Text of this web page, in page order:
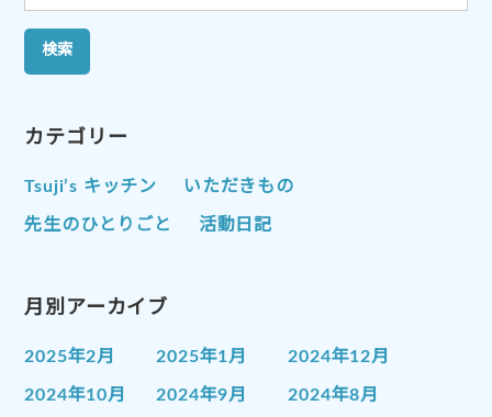
索:
カテゴリー
Tsuji’s キッチン いただきもの
先生のひとりごと 活動日記
月別アーカイブ
2025年2月 2025年1月 2024年12月
2024年10月 2024年9月 2024年8月